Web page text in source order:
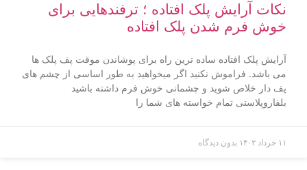
نکات آرایش پلک افتاده ؛ ترفندهایی برای
خوش فرم شدن پلک افتاده
آرایش پلک افتاده ساده ترین راه برای پوشاندن موقت پف پلک ها
می باشد. فراموش نکنید اگر میخواهید به طور اساسی از چشم های
پف دار خلاص شوید و چشمانی خوش فرم داشته باشید
بلفاروپلاستی تمام خواسته های شما را
۱۱ خرداد ۱۴۰۲ بدون دیدگاه